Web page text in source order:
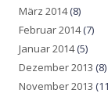
März 2014(8)
Februar 2014(7)
Januar 2014(5)
Dezember 2013 (8)
November 2013